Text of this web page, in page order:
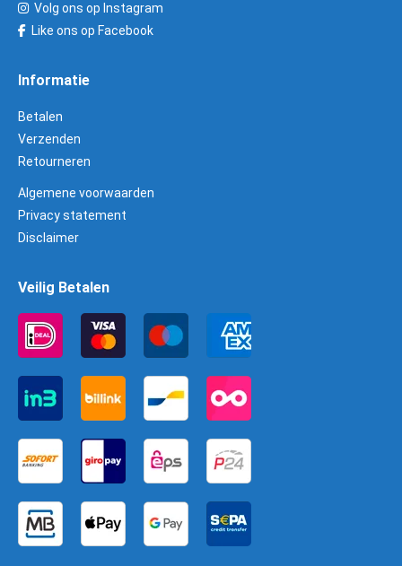
Volg ons op Instagram
Like ons op Facebook
Informatie
Betalen
Verzenden
Retourneren
Algemene voorwaarden
Privacy statement
Disclaimer
Veilig Betalen